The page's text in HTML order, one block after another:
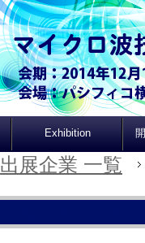
Exhibition
出展企業 一覧